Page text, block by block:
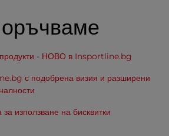
- НОВО в Insportline.bg
с подобрена визия и разширени
за използване на бисквитки